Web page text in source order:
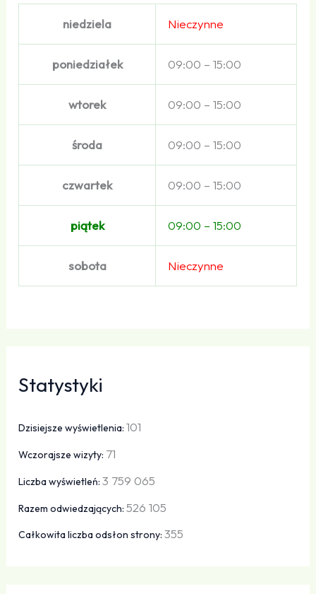
niedziela Nieczynne
poniedziałek 09:00 – 15:00
wtorek 09:00 – 15:00
środa 09:00 – 15:00
czwartek 09:00 – 15:00
piątek 09:00 – 15:00
sobota Nieczynne
Statystyki
Dzisiejsze wyświetlenia:101
Wczorajsze wizyty: 71
Liczba wyświetleń:3 759 065
Razem odwiedzających:526 105
Całkowita liczba odsłon strony:355